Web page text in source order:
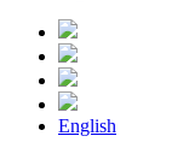
English